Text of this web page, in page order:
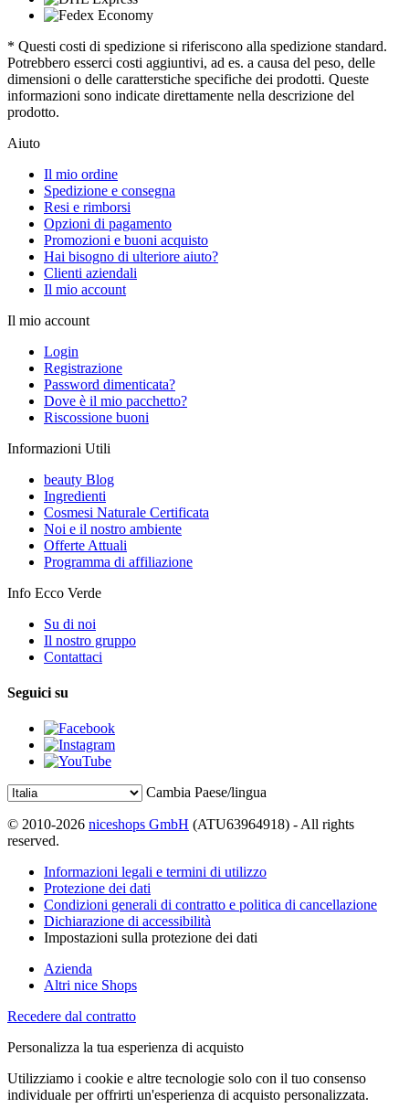
* Questi costi di spedizione si riferiscono alla spedizione standard.
Potrebbero esserci costi aggiuntivi, ad es. a causa del peso, delle
dimensioni o delle caratterstiche specifiche dei prodotti. Queste
informazioni sono indicate direttamente nella descrizione del
prodotto.
Aiuto
Il mio ordine
Spedizione e consegna
Resi e rimborsi
Opzioni di pagamento
Promozioni e buoni acquisto
Hai bisogno di ulteriore aiuto?
Clienti aziendali
Il mio account
Il mio account
Login
Registrazione
Password dimenticata?
Dove è il mio pacchetto?
Riscossione buoni
Informazioni Utili
beauty Blog
Ingredienti
Cosmesi Naturale Certificata
Noi e il nostro ambiente
Offerte Attuali
Programma di affiliazione
Info Ecco Verde
Su di noi
Il nostro gruppo
Contattaci
Seguici su
Cambia Paese/lingua
© 2010-2026 niceshops GmbH (ATU63964918) - All rights
reserved.
Informazioni legali e termini di utilizzo
Protezione dei dati
Condizioni generali di contratto e politica di cancellazione
Dichiarazione di accessibilità
Impostazioni sulla protezione dei dati
Azienda
Altri nice Shops
Recedere dal contratto
Personalizza la tua esperienza di acquisto
Utilizziamo i cookie e altre tecnologie solo con il tuo consenso
individuale per offrirti un'esperienza di acquisto personalizzata.